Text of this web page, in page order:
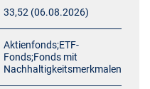
33,52 (06.08.2026)
Aktienfonds;ETF-
Fonds;Fonds mit
Nachhaltigkeitsmerkmalen